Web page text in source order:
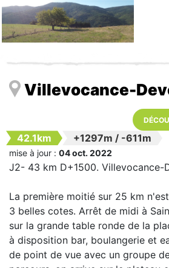
Villevocance-
42.1km +1297m / -611m
mise à jour : 04 oct. 2022
J2- 43 km D+1500. Villevocance-
La première moitié sur 25 km
3 belles cotes. Arrêt de midi à
sur la grande table ronde de la
à disposition bar, boulangerie et
de point de vue avec un groupe